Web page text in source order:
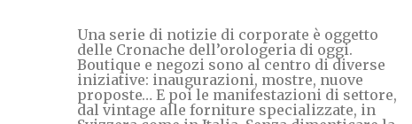
Una serie di notizie di corporate è oggetto
delle Cronache dell’orologeria di oggi.
Boutique e negozi sono al centro di diverse
iniziative: inaugurazioni, mostre, nuove
proposte… E poi le manifestazioni di settore,
dal vintage alle forniture specializzate, in